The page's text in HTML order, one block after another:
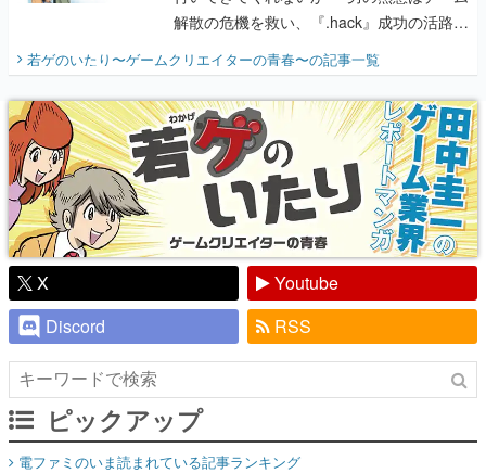
解散の危機を救い、『.hack』成功の活路を
『少年ジャンプ』色だった【若ゲのいた
り】
若ゲのいたり〜ゲームクリエイターの青春〜の記事一覧
X
Youtube
Discord
RSS
ピックアップ
電ファミのいま読まれている記事ランキング